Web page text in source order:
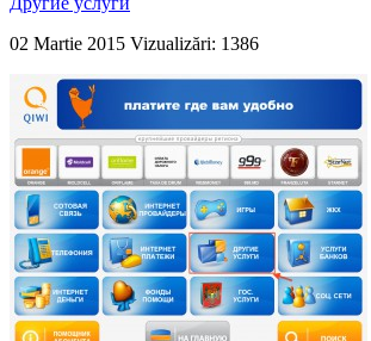
02 Martie 2015 Vizualizări: 1386